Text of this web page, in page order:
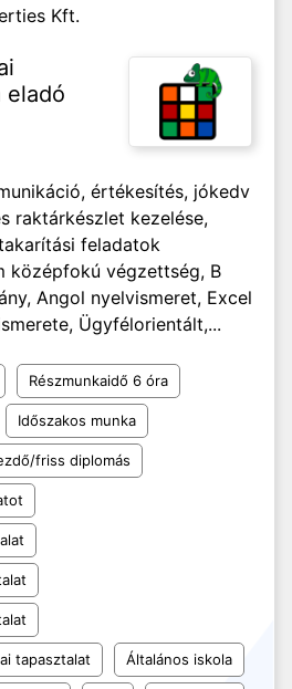
Kft.
eladó
értékesítés, jókedv
raktárkészlet kezelése,
feladatok
középfokú végzettség, B
Angol nyelvismeret, Excel
Ügyfélorientált,...
Részmunkaidő 6 óra
Időszakos munka
friss diplomás
tapasztalat Általános iskola